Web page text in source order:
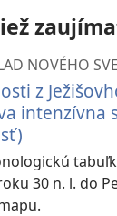
NOVÉHO
z
intenzívna
30 n. l. do